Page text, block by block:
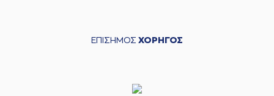
ΕΠΙΣΗΜΟΣ ΧΟΡΗΓΟΣ